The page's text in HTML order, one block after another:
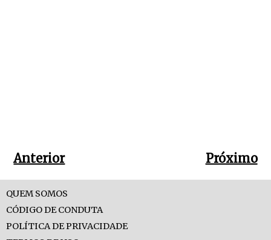
Anterior Próximo
QUEM SOMOS
CÓDIGO DE CONDUTA
POLÍTICA DE PRIVACIDADE